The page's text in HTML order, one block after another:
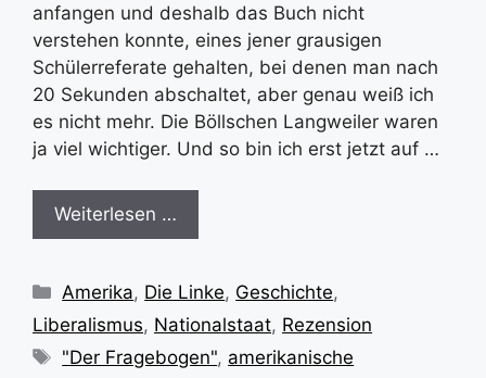
anfangen und deshalb das Buch nicht
verstehen konnte, eines jener grausigen
Schülerreferate gehalten, bei denen man nach
20 Sekunden abschaltet, aber genau weiß ich
es nicht mehr. Die Böllschen Langweiler waren
ja viel wichtiger. Und so bin ich erst jetzt auf …
Weiterlesen …
Kategorien
Amerika, Die Linke, Geschichte,
Liberalismus, Nationalstaat, Rezension
Schlagwörter
"Der Fragebogen", amerikanische